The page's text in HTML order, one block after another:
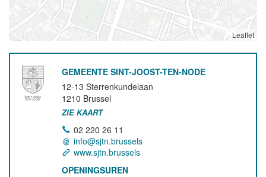
Leaflet
GEMEENTE SINT-JOOST-TEN-NODE
12-13 Sterrenkundelaan
1210 Brussel
ZIE KAART
02 220 26 11
info@sjtn.brussels
www.sjtn.brussels
OPENINGSUREN